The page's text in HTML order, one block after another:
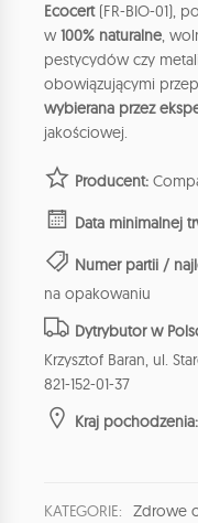
Ecocert(FR-BIO-01),
w100% naturalne,
pestycydów czy
obowiązującymi
wybierana przez
jakościowej.
Producent:
Data minimalnej
Numer partii /
na opakowaniu
Dytrybutor w
Krzysztof Baran, ul.
821-152-01-37
Kraj
KATEGORIE: Zdrowe